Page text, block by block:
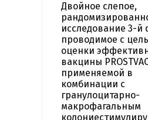
Двойное слепое,
исследование 3-й
проводимое с
оценки
вакцины
применяемой в
комбинации с
гранулоцитарно-
макрофагальным